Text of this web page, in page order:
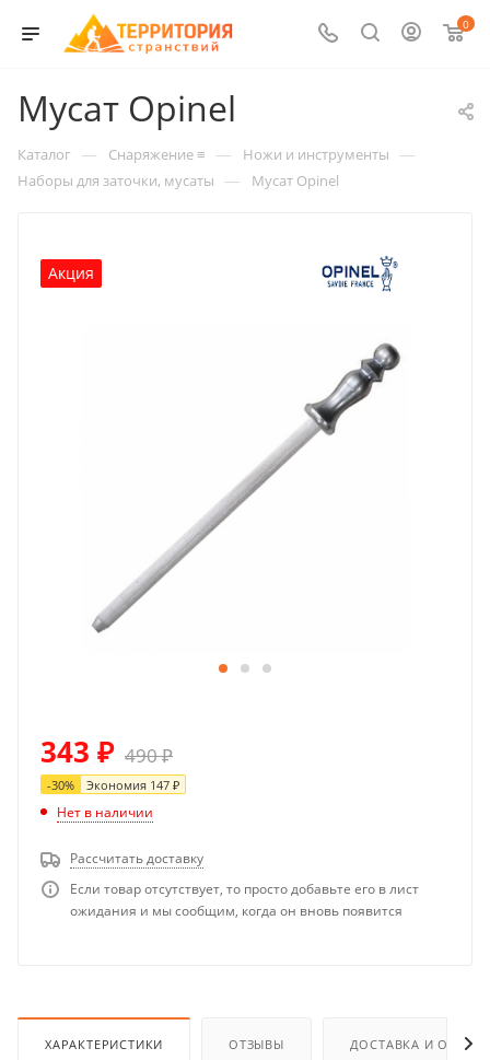
0
Мусат Opinel
Каталог — Снаряжение ≡ — Ножи и инструменты —
Наборы для заточки, мусаты — Мусат Opinel
Акция
343 ₽ 490₽
-30% Экономия 147 ₽
Нет в наличии
Рассчитать доставку
Если товар отсутствует, то просто добавьте его в лист
ожидания и мы сообщим, когда он вновь появится
ХАРАКТЕРИСТИКИ ОТЗЫВЫ ДОСТАВКА И